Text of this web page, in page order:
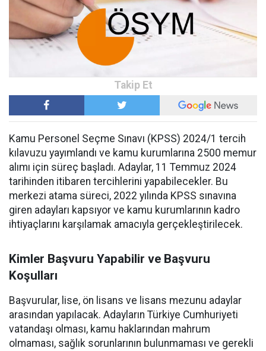
Kamu Personel Seçme Sınavı (KPSS) 2024/1 tercih
kılavuzu yayımlandı ve kamu kurumlarına 2500 memur
alımı için süreç başladı. Adaylar, 11 Temmuz 2024
tarihinden itibaren tercihlerini yapabilecekler. Bu
merkezi atama süreci, 2022 yılında KPSS sınavına
giren adayları kapsıyor ve kamu kurumlarının kadro
ihtiyaçlarını karşılamak amacıyla gerçekleştirilecek.
Kimler Başvuru Yapabilir ve Başvuru
Koşulları
Başvurular, lise, ön lisans ve lisans mezunu adaylar
arasından yapılacak. Adayların Türkiye Cumhuriyeti
vatandaşı olması, kamu haklarından mahrum
olmaması, sağlık sorunlarının bulunmaması ve gerekli